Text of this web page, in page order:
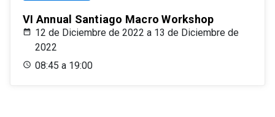
VI Annual Santiago Macro Workshop
12 de Diciembre de 2022 a 13 de Diciembre de
2022
08:45 a 19:00